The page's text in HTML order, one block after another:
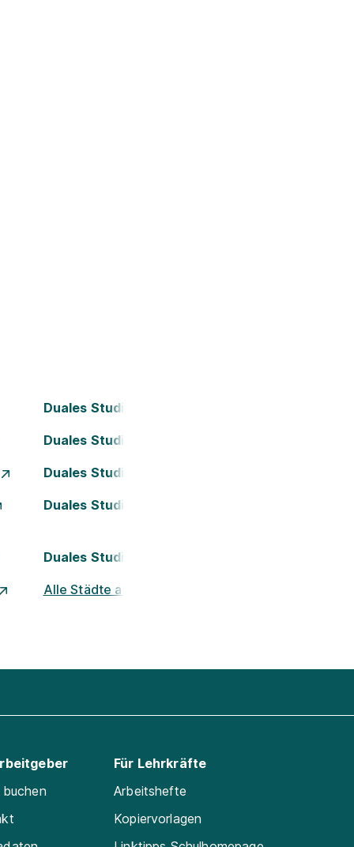
Duales Studium Bielefeld
Duales Studium Darmstadt
Duales Studium Essen
Duales Studium Köln
Duales Studium Nürnberg
Alle Städte ansehen
Für Lehrkräfte
Arbeitshefte
Kopiervorlagen